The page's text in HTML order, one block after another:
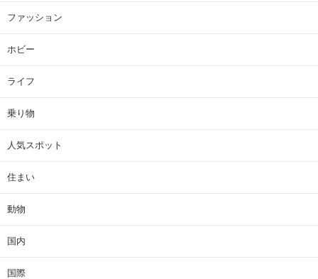
ファッション
ホビー
ライフ
乗り物
人気スポット
住まい
動物
国内
国際